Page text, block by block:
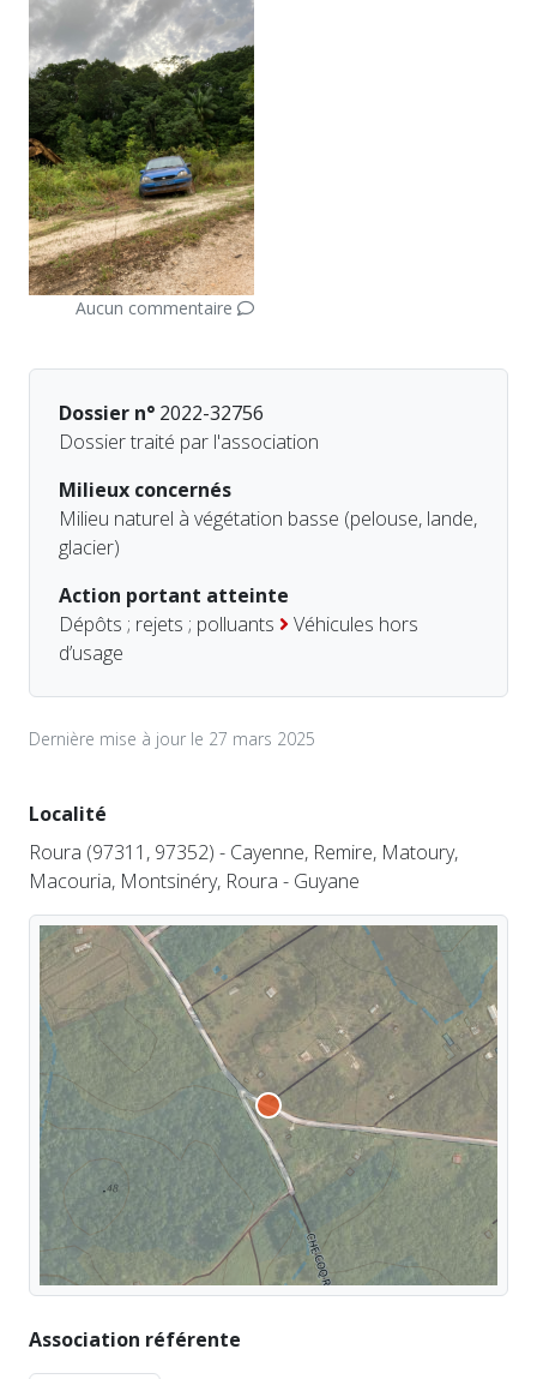
Aucun commentaire
Dossier n° 2022-32756
Dossier traité par l'association
Milieux concernés
Milieu naturel à végétation basse (pelouse, lande,
glacier)
Action portant atteinte
Dépôts ; rejets ; polluants
Véhicules hors
d’usage
Dernière mise à jour le 27 mars 2025
Localité
Roura (97311, 97352) - Cayenne, Remire, Matoury,
Macouria, Montsinéry, Roura - Guyane
Association référente